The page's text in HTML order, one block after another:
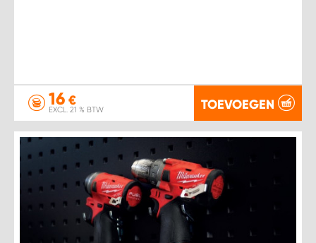
16 €
EXCL. 21 % BTW TOEVOEGEN